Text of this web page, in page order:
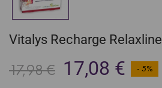
Vitalys Recharge Relaxline
17,98 € 17,08 € - 5%